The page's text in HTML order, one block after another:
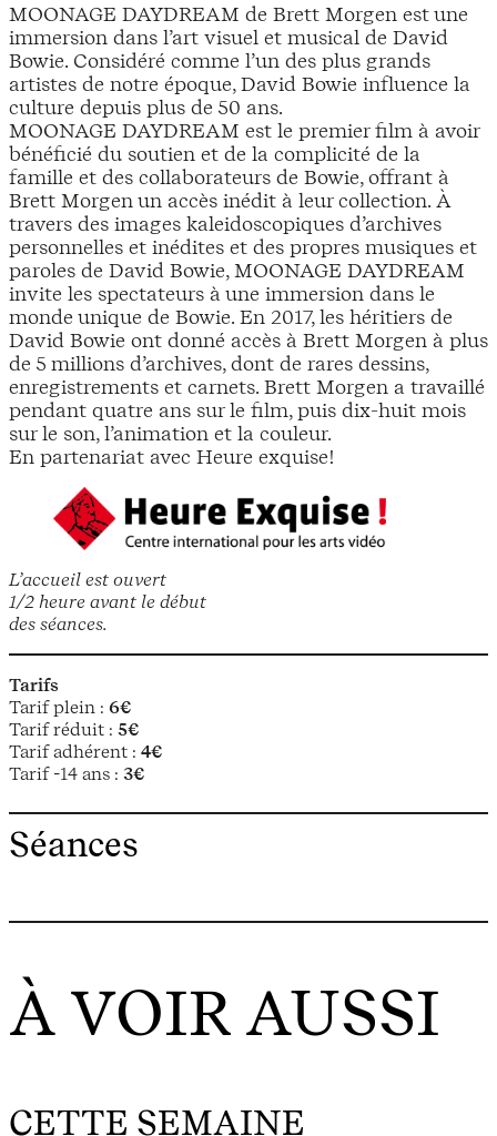
L’accueil est ouvert
1/2 heure avant le début
des séances.
Tarifs
Tarif plein : 6€
Tarif réduit : 5€
Tarif adhérent : 4€
Tarif -14 ans : 3€
MOONAGE DAYDREAM de Brett Morgen est une
immersion dans l’art visuel et musical de David
Bowie. Considéré comme l’un des plus grands
artistes de notre époque, David Bowie influence la
culture depuis plus de 50 ans.
MOONAGE DAYDREAM est le premier film à avoir
bénéficié du soutien et de la complicité de la
famille et des collaborateurs de Bowie, offrant à
Brett Morgen un accès inédit à leur collection. À
travers des images kaleidoscopiques d’archives
personnelles et inédites et des propres musiques et
paroles de David Bowie, MOONAGE DAYDREAM
invite les spectateurs à une immersion dans le
monde unique de Bowie. En 2017, les héritiers de
David Bowie ont donné accès à Brett Morgen à plus
de 5 millions d’archives, dont de rares dessins,
enregistrements et carnets. Brett Morgen a travaillé
pendant quatre ans sur le film, puis dix-huit mois
sur le son, l’animation et la couleur.
En partenariat avec Heure exquise!
Séances
À VOIR AUSSI
CETTE SEMAINE